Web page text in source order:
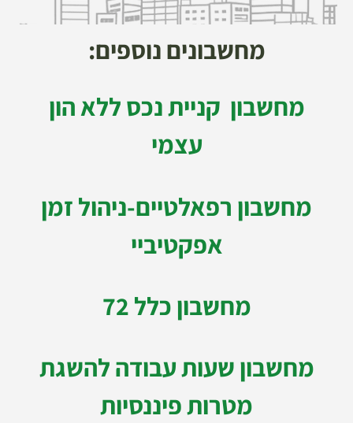
מחשבונים נוספים:
מחשבון קניית נכס ללא הון
עצמי
מחשבון רפאלטיים-ניהול זמן
אפקטיביי
מחשבון כלל 72
מחשבון שעות עבודה להשגת
מטרות פיננסיות